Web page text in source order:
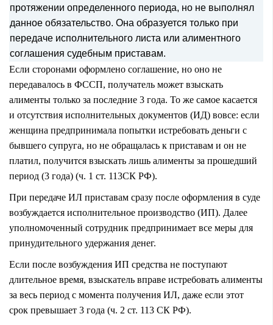
протяжении определенного периода, но не выполнял
данное обязательство. Она образуется только при
передаче исполнительного листа или алиментного
соглашения судебным приставам.
Если сторонами оформлено соглашение, но оно не
передавалось в ФССП, получатель может взыскать
алименты только за последние 3 года. То же самое касается
и отсутствия исполнительных документов (ИД) вовсе: если
женщина предпринимала попытки истребовать деньги с
бывшего супруга, но не обращалась к приставам и он не
платил, получится взыскать лишь алименты за прошедший
период (3 года) (ч. 1 ст. 113СК РФ).
При передаче ИЛ приставам сразу после оформления в суде
возбуждается исполнительное производство (ИП). Далее
уполномоченный сотрудник предпринимает все меры для
принудительного удержания денег.
Если после возбуждения ИП средства не поступают
длительное время, взыскатель вправе истребовать алименты
за весь период с момента получения ИЛ, даже если этот
срок превышает 3 года (ч. 2 ст. 113 СК РФ).